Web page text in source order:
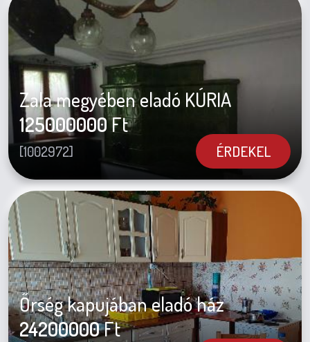
Zala megyében eladó KÚRIA
125000000Ft
[1002972] ÉRDEKEL
Őrség kapujában eladó ház
24200000Ft